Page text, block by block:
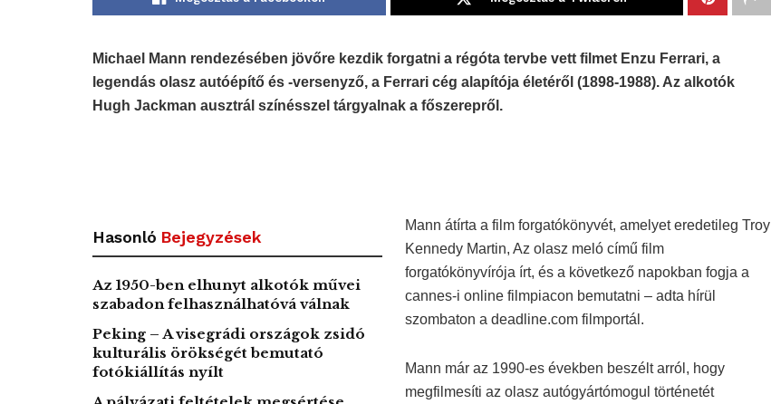
Michael Mann rendezésében jövőre kezdik forgatni a régóta tervbe vett filmet Enzu Ferrari, a
legendás olasz autóépítő és -versenyző, a Ferrari cég alapítója életéről (1898-1988). Az alkotók
Hugh Jackman ausztrál színésszel tárgyalnak a főszerepről.
Hasonló Bejegyzések
Az 1950-ben elhunyt alkotók művei
szabadon felhasználhatóvá válnak
Peking – A visegrádi országok zsidó
kulturális örökségét bemutató
fotókiállítás nyílt
Mann átírta a film forgatókönyvét, amelyet eredetileg Troy
Kennedy Martin, Az olasz meló című film
forgatókönyvírója írt, és a következő napokban fogja a
cannes-i online filmpiacon bemutatni – adta hírül
szombaton a deadline.com filmportál.
Mann már az 1990-es években beszélt arról, hogy
megfilmesíti az olasz autógyártómogul történetét